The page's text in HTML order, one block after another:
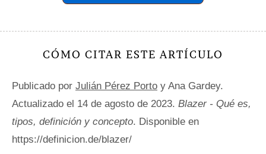
CÓMO CITAR ESTE ARTÍCULO
Publicado por Julián Pérez Porto y Ana Gardey.
Actualizado el 14 de agosto de 2023. Blazer - Qué es,
tipos, definición y concepto. Disponible en
https://definicion.de/blazer/